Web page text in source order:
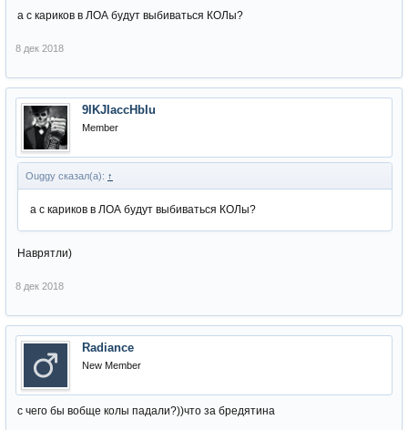
а с кариков в ЛОА будут выбиваться КОЛы?
8 дек 2018
9IKJIaccHbIu
Member
Ouggy сказал(а): ↑
а с кариков в ЛОА будут выбиваться КОЛы?
Наврятли)
8 дек 2018
Radiance
New Member
c чего бы вобще колы падали?))что за бредятина